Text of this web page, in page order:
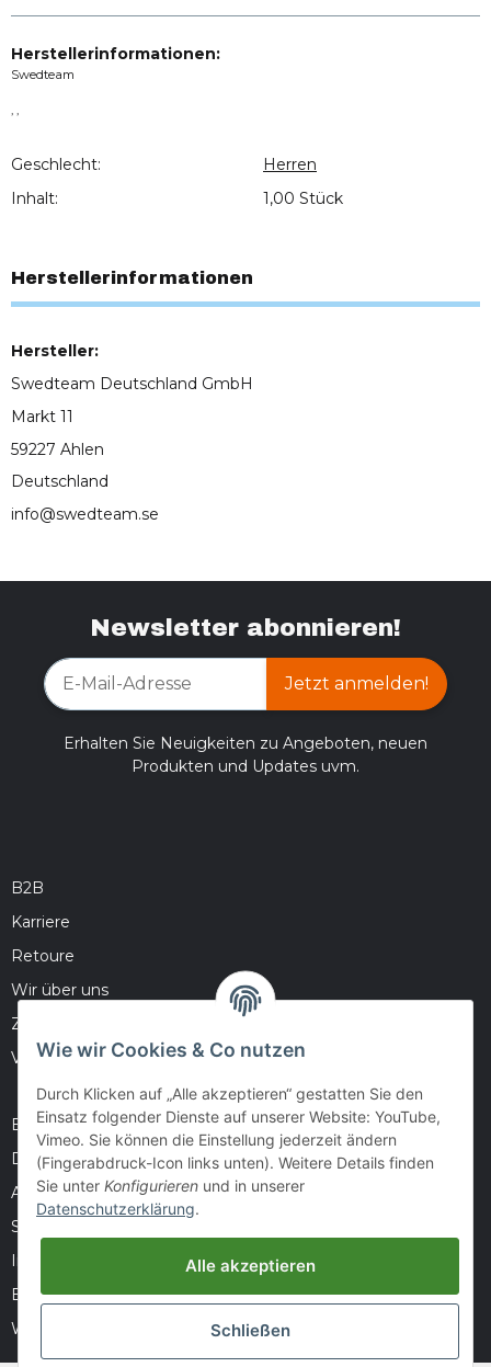
Herstellerinformationen:
Swedteam
, ,
Geschlecht:
Herren
Inhalt:
1,00 Stück
Herstellerinformationen
Hersteller:
Swedteam Deutschland GmbH
Markt 11
59227 Ahlen
Deutschland
info@swedteam.se
Newsletter abonnieren!
Jetzt anmelden!
Erhalten Sie Neuigkeiten zu Angeboten, neuen
Produkten und Updates uvm.
B2B
Karriere
Retoure
Wir über uns
Zahlungsmöglichkeiten
Versandinformationen
Barrierefreiheitserklärung
Datenschutz
AGB
Sitemap
Impressum
Batteriegesetzhinweise
Widerrufsrecht
Wie wir Cookies & Co nutzen
Durch Klicken auf „Alle akzeptieren“ gestatten Sie den
Einsatz folgender Dienste auf unserer Website: YouTube,
Vimeo. Sie können die Einstellung jederzeit ändern
(Fingerabdruck-Icon links unten). Weitere Details finden
Sie unter Konfigurieren und in unserer
Datenschutzerklärung.
Alle akzeptieren
Schließen